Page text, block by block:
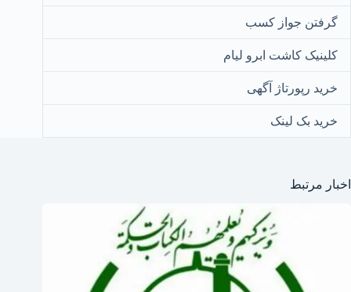
گرفتن جواز کسب
کلینیک کاشت ابرو لیام
خرید رپورتاژ آگهی
خرید بک لینک
اخبار مرتبط